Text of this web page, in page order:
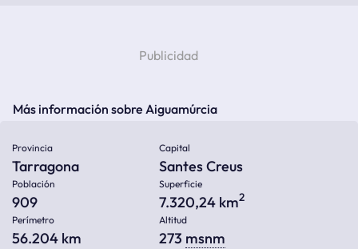
Más información sobre Aiguamúrcia
Provincia
Tarragona
Capital
Santes Creus
Población
909
Superficie
7.320,24 km2
Perímetro
56.204 km
Altitud
273 msnm